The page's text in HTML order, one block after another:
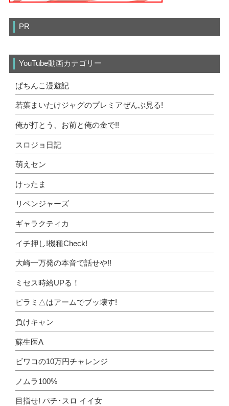
PR
YouTube動画カテゴリー
ぱちんこ漫遊記
若葉まいたけジャグのプレミアぜんぶ見る!
俺が打とう、お前と俺の金で!!
スロジョ日記
萌えセン
けったま
リベンジャーズ
ギャラクティカ
イチ押し!機種Check!
大崎一万発の本音で話せや!!
ミセス時給UPる！
ピラミ△はアームでブッ壊す!
負けキャン
蘇生医A
ビワコの10万円チャレンジ
ノムラ100%
目指せ! パチ･スロ イイ女